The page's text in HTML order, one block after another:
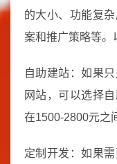
的大小、功能复
案和推广策略等。
自助建站：如果
网站，可以选择
在1500-2800元之
定制开发：如果